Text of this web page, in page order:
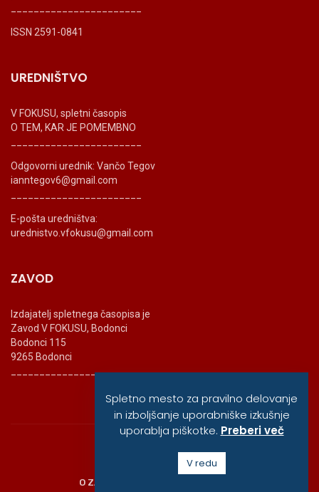
ISSN 2591-0841
UREDNIŠTVO
V FOKUSU, spletni časopis
O TEM, KAR JE POMEMBNO
Odgovorni urednik: Vančo Tegov
ianntegov6@gmail.com
E-pošta uredništva:
urednistvo.vfokusu@gmail.com
ZAVOD
Izdajatelj spletnega časopisa je
Zavod V FOKUSU, Bodonci
Bodonci 115
9265 Bodonci
_______________________
© vfokusu, 2020
O ZAVODU
Spletno mesto za pravilno delovanje
in izboljšanje uporabniške izkušnje
uporablja piškotke. Preberi več
V redu